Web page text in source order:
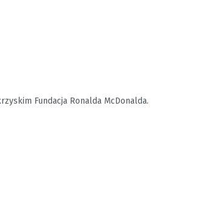
Fundacja Ronalda McDonalda.